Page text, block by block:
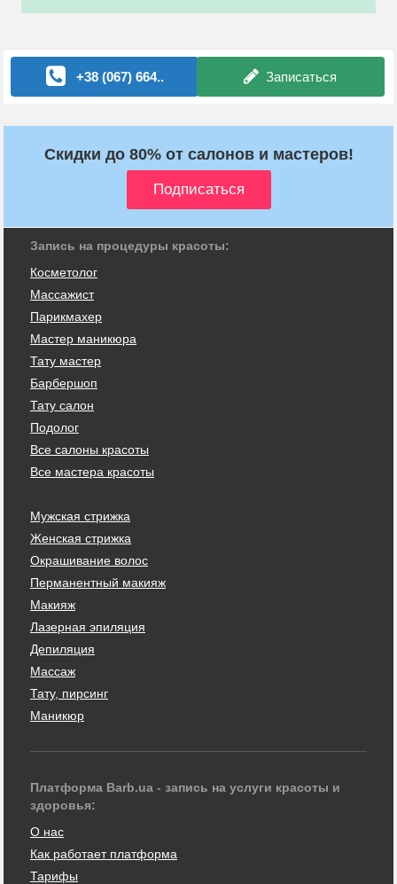
+38 (067) 664.. Записаться
Скидки до 80% от салонов и мастеров!
Запись на процедуры красоты:
Косметолог
Массажист
Парикмахер
Мастер маникюра
Тату мастер
Барбершоп
Тату салон
Подолог
Все салоны красоты
Все мастера красоты
Мужская стрижка
Женская стрижка
Окрашивание волос
Перманентный макияж
Макияж
Лазерная эпиляция
Депиляция
Массаж
Тату, пирсинг
Маникюр
Платформа Barb.ua - запись на услуги красоты и
здоровья:
О нас
Как работает платформа
Тарифы